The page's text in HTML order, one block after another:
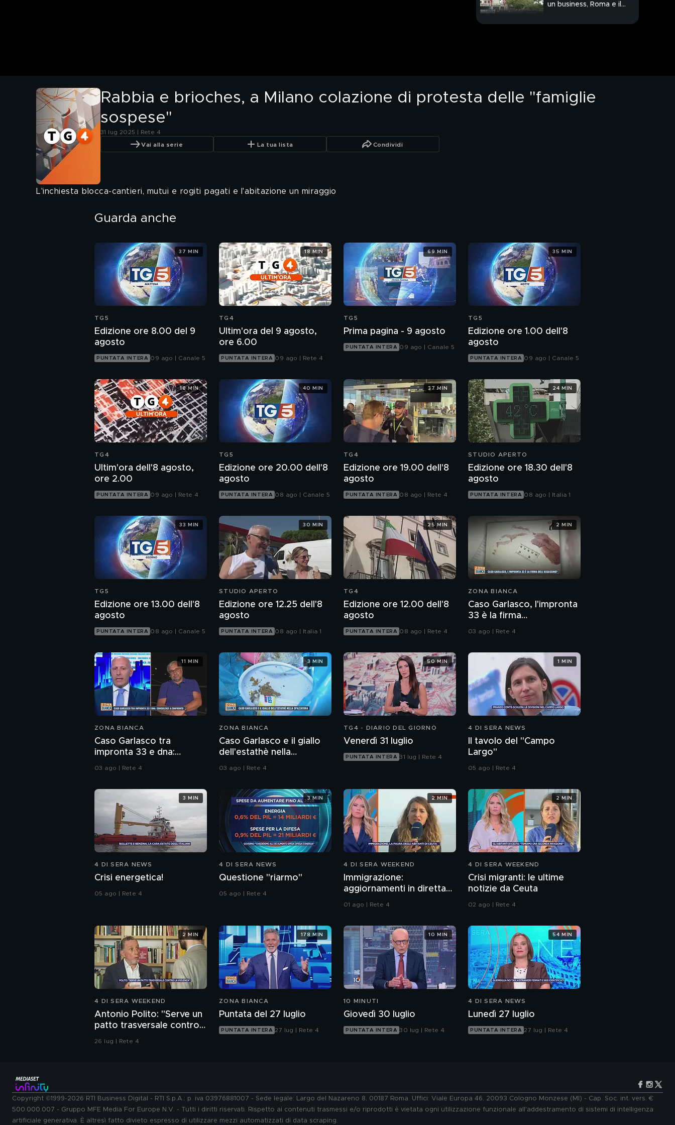
un business, Roma e il
abusivi
Rabbia e brioches, a Milano colazione di protesta delle "famiglie
sospese"
31 lug 2025 | Rete 4
Vai alla serie La tua lista Condividi
L'inchiesta blocca-cantieri, mutui e rogiti pagati e l'abitazione un miraggio
Guarda anche
TG5
Edizione ore 8.00 del 9
agosto
PUNTATA INTERA 09 ago | Canale 5
37 MIN
TG4
Ultim'ora del 9 agosto,
ore 6.00
PUNTATA INTERA 09 ago | Rete 4
18 MIN
TG5
Prima pagina - 9 agosto
PUNTATA INTERA 09 ago | Canale 5
69 MIN
TG5
Edizione ore 1.00 dell'8
agosto
PUNTATA INTERA 09 ago | Canale 5
35 MIN
TG4
Ultim'ora dell'8 agosto,
ore 2.00
PUNTATA INTERA 09 ago | Rete 4
18 MIN
TG5
Edizione ore 20.00 dell'8
agosto
PUNTATA INTERA 08 ago | Canale 5
40 MIN
TG4
Edizione ore 19.00 dell'8
agosto
PUNTATA INTERA 08 ago | Rete 4
37 MIN
STUDIO APERTO
Edizione ore 18.30 dell'8
agosto
PUNTATA INTERA 08 ago | Italia 1
24 MIN
TG5
Edizione ore 13.00 dell'8
agosto
PUNTATA INTERA 08 ago | Canale 5
33 MIN
STUDIO APERTO
Edizione ore 12.25 dell'8
agosto
PUNTATA INTERA 08 ago | Italia 1
30 MIN
TG4
Edizione ore 12.00 dell'8
agosto
PUNTATA INTERA 08 ago | Rete 4
25 MIN
ZONA BIANCA
Caso Garlasco, l'impronta
33 è la firma
dell'assassino?
03 ago | Rete 4
2 MIN
ZONA BIANCA
Caso Garlasco tra
impronta 33 e dna:
consulenze a confronto
03 ago | Rete 4
11 MIN
ZONA BIANCA
Caso Garlasco e il giallo
dell'estathè nella
spazzatura
03 ago | Rete 4
3 MIN
TG4 - DIARIO DEL GIORNO
Venerdì 31 luglio
PUNTATA INTERA 31 lug | Rete 4
50 MIN
4 DI SERA NEWS
Il tavolo del "Campo
Largo"
05 ago | Rete 4
1 MIN
4 DI SERA NEWS
Crisi energetica!
05 ago | Rete 4
3 MIN
4 DI SERA NEWS
Questione "riarmo"
05 ago | Rete 4
3 MIN
4 DI SERA WEEKEND
Immigrazione:
aggiornamenti in diretta
da Ceuta
01 ago | Rete 4
2 MIN
4 DI SERA WEEKEND
Crisi migranti: le ultime
notizie da Ceuta
02 ago | Rete 4
2 MIN
4 DI SERA WEEKEND
Antonio Polito: "Serve un
patto trasversale contro
la violenza"
26 lug | Rete 4
2 MIN
ZONA BIANCA
Puntata del 27 luglio
PUNTATA INTERA 27 lug | Rete 4
178 MIN
10 MINUTI
Giovedì 30 luglio
PUNTATA INTERA 30 lug | Rete 4
10 MIN
4 DI SERA NEWS
Lunedì 27 luglio
PUNTATA INTERA 27 lug | Rete 4
54 MIN
Copyright ©1999-2026 RTI Business Digital - RTI S.p.A.: p. iva 03976881007 - Sede legale: Largo del Nazareno 8, 00187 Roma. Uffici: Viale Europa 46, 20093 Cologno Monzese (MI) - Cap. Soc. int. vers. €
500.000.007 - Gruppo MFE Media For Europe N.V. - Tutti i diritti riservati. Rispetto ai contenuti trasmessi e/o riprodotti è vietata ogni utilizzazione funzionale all'addestramento di sistemi di intelligenza
artificiale generativa. È altresì fatto divieto espresso di utilizzare mezzi automatizzati di data scraping.